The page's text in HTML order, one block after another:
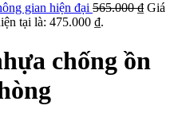
gian hiện đại 565.000₫ Giá
tại là: 475.000 ₫.
chống ồn